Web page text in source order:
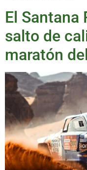
El Santana
salto de
maratón